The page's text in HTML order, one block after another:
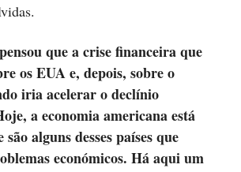
que a crise financeira que
os EUA e, depois, sobre o
iria acelerar o declínio
a economia americana está
alguns desses países que
económicos. Há aqui um